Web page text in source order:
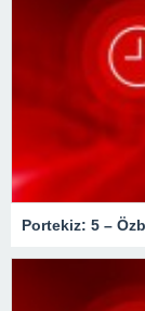
Portekiz: 5 –